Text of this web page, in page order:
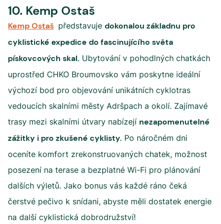
10. Kemp Ostaš
Kemp Ostaš představuje dokonalou základnu pro
cyklistické expedice do fascinujícího světa
pískovcových skal. Ubytování v pohodlných chatkách
uprostřed CHKO Broumovsko vám poskytne ideální
výchozí bod pro objevování unikátních cyklotras
vedoucích skalními městy Adršpach a okolí. Zajímavé
trasy mezi skalními útvary nabízejí nezapomenutelné
zážitky i pro zkušené cyklisty. Po náročném dni
oceníte komfort zrekonstruovaných chatek, možnost
posezení na terase a bezplatné Wi-Fi pro plánování
dalších výletů. Jako bonus vás každé ráno čeká
čerstvé pečivo k snídani, abyste měli dostatek energie
na další cyklistická dobrodružství!